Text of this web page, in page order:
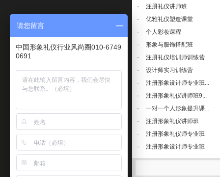
·
注册礼仪讲师班
·
优雅礼仪塑造课堂
·
个人彩妆课程
·
形象与服饰搭配班
·
注册礼仪培训师训练营
·
设计师实习训练营
·
注册形象设计师专业班...
·
注册形象礼仪讲师班9...
·
一对一个人形象提升课...
·
注册形象礼仪讲师班
·
注册形象礼仪师专业班
·
注册形象设计师专业班
请您留言
中国形象礼仪行业风尚圈010-6749
0691